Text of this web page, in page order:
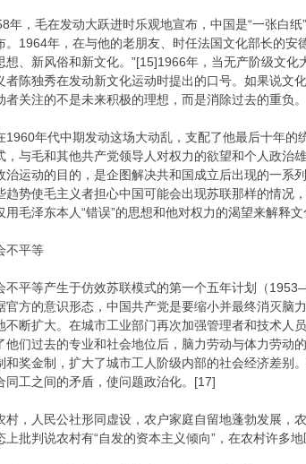
年，毛在发动大跃进时乐观地宣布，中国是“一张白
。1964年，在与他的老朋友、时任法国文化部长的安
想、新风俗和新文化。”[15]1966年，当无产阶级文
者陈独秀在发动新文化运动时提出的口号。如果说文
者关注的不是未来积极的理想，而是消除过去的重负。
1960年代中期发动这场大动乱，支配了他最后十年
，与毛和其他共产党领导人对权力的欲望和个人政治
治运动的目的，是企图解决共和国成立后出现的一系
趋势使毛主义者担心中国可能会出现苏联那样的情况
用毛泽东本人“错误”的思想和他对权力的渴望来解释
不平等
不平等产生于仿效苏联模式的第一个五年计划（
官方的意识形态，中国共产党是要缩小并最终消灭脑
不断扩大。在城市工业部门再次加强管理者和技术
他们过去的专业和社会地位后，脑力劳动与体力劳动
和奖金制，扩大了城市工人阶级内部的社会经济差别
同工之间的矛盾，使问题政治化。[17]
村，人民公社形同虚设，农户家庭自留地蓬勃发展，
上批判说农村有“自发的资本主义倾向”，在农村许多地